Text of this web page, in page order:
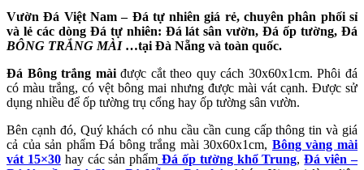
Vườn Đá Việt Nam – Đá tự nhiên giá rẻ, chuyên phân phối sỉ
và lẻ các dòng Đá tự nhiên: Đá lát sân vườn, Đá ốp tường, Đá
BÔNG TRẮNG MÀI …tại Đà Nẵng và toàn quốc.
Đá Bông trắng màiđược cắt theo quy cách 30x60x1cm. Phôi đá
có màu trắng, có vệt bông mai nhưng được mài vát cạnh. Được sử
dụng nhiều để ốp tường trụ cổng hay ốp tường sân vườn.
Bên cạnh đó, Quý khách có nhu cầu cần cung cấp thông tin và giá
cả của sản phẩm Đá bông trắng mài 30x60x1cm, Bông vàng mài
vát 15×30hay các sản phẩm Đá ốp tường khổ Trung,Đá viên –